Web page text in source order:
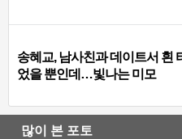
송혜교, 남사친과 데이트서 흰
었을 뿐인데…빛나는 미모
많이 본 포토